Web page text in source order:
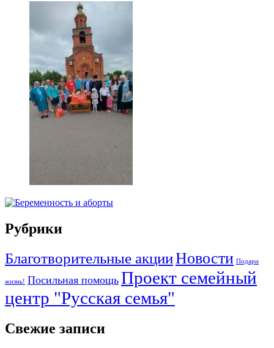
Рубрики
Благотворительные акцииНовости Подари
жизнь! Посильная помощь Проект семейный
центр "Русская семья"
Свежие записи